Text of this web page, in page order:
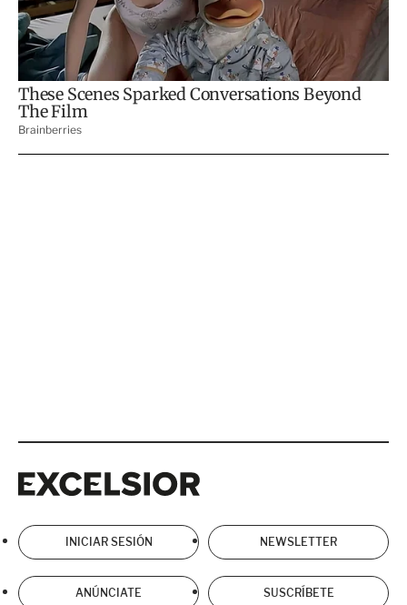
INICIAR SESIÓN NEWSLETTER
ANÚNCIATE SUSCRÍBETE